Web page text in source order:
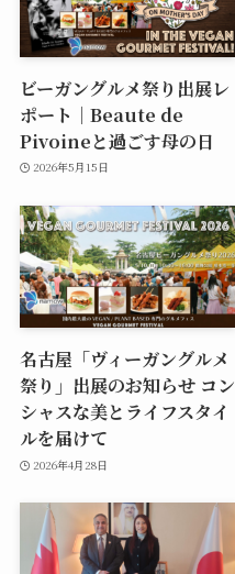
ビーガングルメ祭り出展レ
ポート｜Beaute de
Pivoineと過ごす母の日
2026年5月15日
名古屋「ヴィーガングルメ
祭り」出展のお知らせ コン
シャスな美とライフスタイ
ルを届けて
2026年4月28日